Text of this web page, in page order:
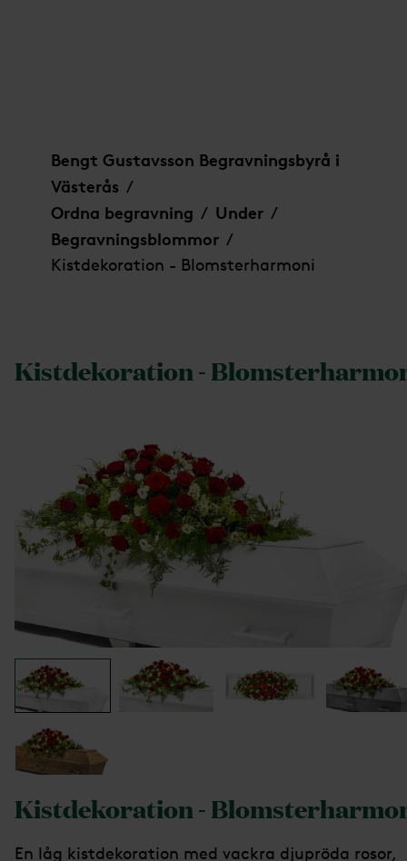
Bengt Gustavsson Begravningsbyrå i
Västerås /
Ordna begravning / Under /
Begravningsblommor /
Kistdekoration - Blomsterharmoni
Kistdekoration -
Kistdekoration -
En låg kistdekoration med vackra djupröda rosor,